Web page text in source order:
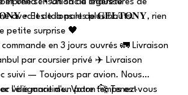
et une sensation de légèreté
avec les talons les plus hauts.
: • Un sac à chaussures de
• Et de la part de 𝐆𝐄𝐋𝐓𝐎𝐍𝐘, rien
petite surprise 🖤
en 3 jours ouvrés 🚛 Livraison
par coursier privé ✈️ Livraison
suivi — Toujours par avion. Nous
voie maritime. Votre temps est
l'élégance d'un paon 🐆 Tenez-vous